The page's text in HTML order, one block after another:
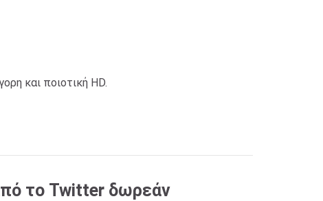
και ποιοτική HD.
το Twitter δωρεάν